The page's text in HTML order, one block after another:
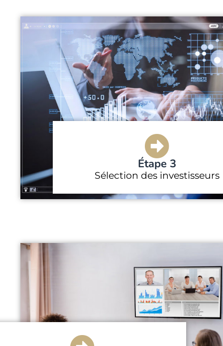
Étape 3
Sélection des investisseurs